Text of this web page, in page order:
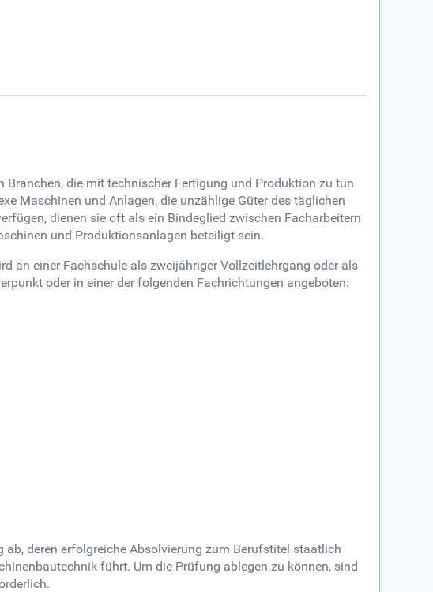
die mit technischer Fertigung und Produktion zu tun
Maschinen und Anlagen, die unzählige Güter des täglichen
dienen sie oft als ein Bindeglied zwischen Facharbeitern
und Produktionsanlagen beteiligt sein.
an einer Fachschule als zweijähriger Vollzeitlehrgang oder als
oder in einer der folgenden Fachrichtungen angeboten:
deren erfolgreiche Absolvierung zum Berufstitel staatlich
führt. Um die Prüfung ablegen zu können, sind